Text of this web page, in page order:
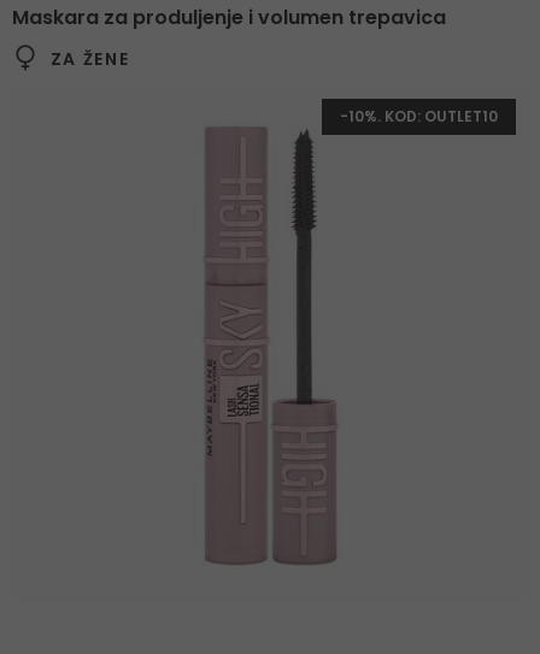
Maskara za produljenje i volumen trepavica
ZA ŽENE
-10%. KOD: OUTLET10